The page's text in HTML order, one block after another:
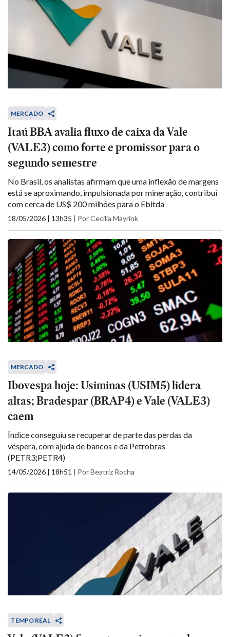
MERCADO
Itaú BBA avalia fluxo de caixa da Vale
(VALE3) como forte e promissor para o
segundo semestre
No Brasil, os analistas afirmam que uma inflexão de margens
está se aproximando, impulsionada por mineração, contribui
com cerca de US$ 200 milhões para o Ebitda
18/05/2026 | 13h35 | Por Cecília Mayrink
MERCADO
Ibovespa hoje: Usiminas (USIM5) lidera
altas; Bradespar (BRAP4) e Vale (VALE3)
caem
Índice conseguiu se recuperar de parte das perdas da
véspera, com ajuda de bancos e da Petrobras
(PETR3;PETR4)
14/05/2026 | 18h51 | Por Beatriz Rocha
TEMPO REAL